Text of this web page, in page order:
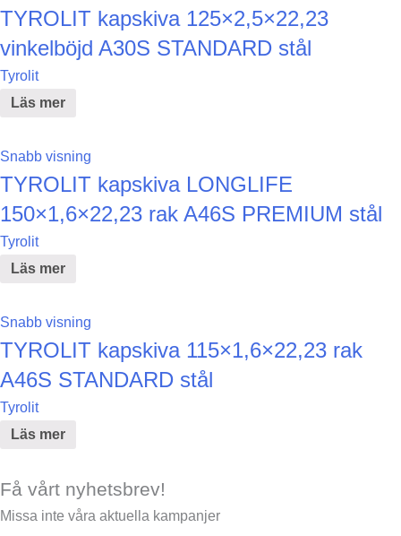
TYROLIT kapskiva 125×2,5×22,23
vinkelböjd A30S STANDARD stål
Tyrolit
Läs mer
Snabb visning
TYROLIT kapskiva LONGLIFE
150×1,6×22,23 rak A46S PREMIUM stål
Tyrolit
Läs mer
Snabb visning
TYROLIT kapskiva 115×1,6×22,23 rak
A46S STANDARD stål
Tyrolit
Läs mer
Få vårt nyhetsbrev!
Missa inte våra aktuella kampanjer